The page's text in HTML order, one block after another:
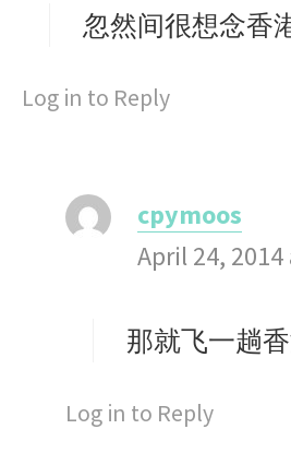
s
忽然间很想念香
Log in to Reply
cpymoos
a
s
April 24,
那就飞一趟
Log in to Reply